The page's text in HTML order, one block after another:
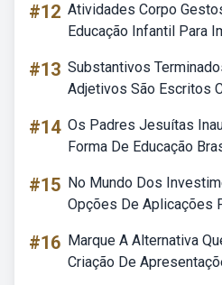
#12 Atividades Corpo
Educação Infantil Para
#13 Substantivos
Adjetivos São Escritos
#14 Os Padres Jesuítas
Forma De Educação
#15 No Mundo Dos
Opções De Aplicações
#16 Marque A Alternativa
Criação De